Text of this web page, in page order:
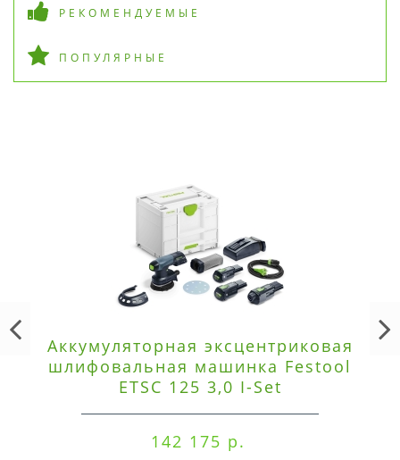
РЕКОМЕНДУЕМЫЕ
ПОПУЛЯРНЫЕ
Аккумуляторная эксцентриковая
шлифовальная машинка Festool
ETSC 125 3,0 I-Set
142 175 р.